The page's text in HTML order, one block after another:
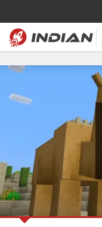
Magazín
Recenze
Soutěže
Databáze
Komunita